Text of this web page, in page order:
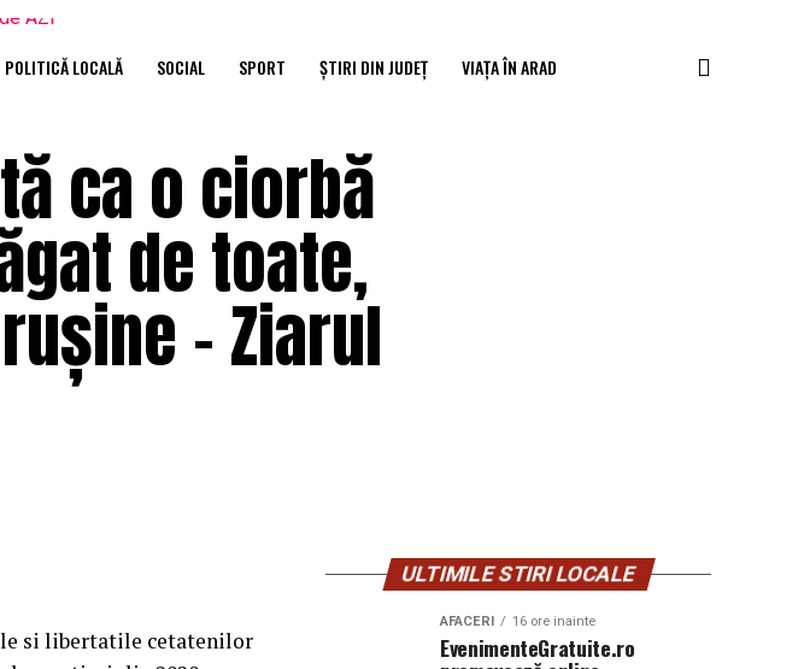
POLITICĂ LOCALĂ SOCIAL SPORT ȘTIRI DIN JUDEȚ VIAȚA ÎN ARAD
ca o ciorbă
de toate,
– Ziarul
si libertatile cetatenilor
ULTIMILE STIRI LOCALE
AFACERI 16 ore inainte
EvenimenteGratuite.ro